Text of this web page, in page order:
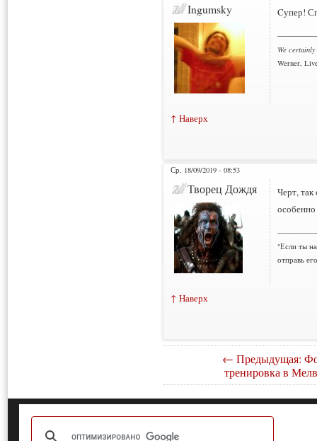
Ingumsky Cупер!
We
Werner,
↑ Наверх
Ср, 18/09/2019 - 08:53
Творец Дождя
Черт, так
"Если ты
отправь
↑ Наверх
← Предыдущая:
тренировка в